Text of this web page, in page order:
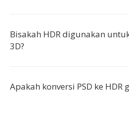
Bisakah HDR digunakan
3D?
Apakah konversi PSD ke HDR